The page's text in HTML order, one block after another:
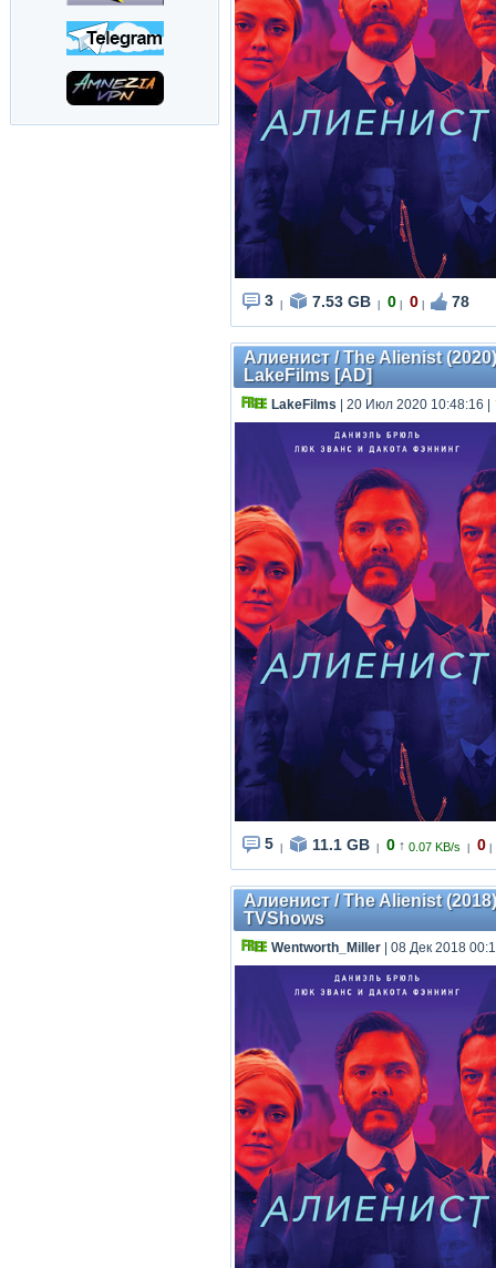
3 7.53 GB 0 0 78
Алиенист / The Alienist
LakeFilms [AD]
LakeFilms | 20 Июл 2020 10:48:16
5 11.1 GB 0 ↑ 0.07 KB/s 0
Алиенист / The Alienist
TVShows
Wentworth_Miller | 08 Дек 2018